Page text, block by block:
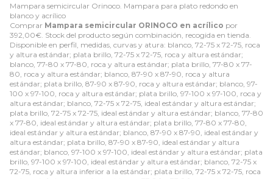
Mampara semicircular Orinoco. Mampara para plato redondo en
blanco y acrílico
Comprar Mampara semicircular ORINOCO en acrílico por
392,00€ . Stock del producto según combinación, recogida en tienda.
Disponible en perfil, medidas, curvas y atura: blanco, 72-75 x 72-75, roca
y altura estándar; plata brillo, 72-75 x 72-75, roca y altura estándar;
blanco, 77-80 x 77-80, roca y altura estándar; plata brillo, 77-80 x 77-
80, roca y altura estándar; blanco, 87-90 x 87-90, roca y altura
estándar; plata brillo, 87-90 x 87-90, roca y altura estándar; blanco, 97-
100 x 97-100, roca y altura estándar; plata brillo, 97-100 x 97-100, roca y
altura estándar; blanco, 72-75 x 72-75, ideal estándar y altura estándar;
plata brillo, 72-75 x 72-75, ideal estándar y altura estándar; blanco, 77-80
x 77-80, ideal estándar y altura estándar; plata brillo, 77-80 x 77-80,
ideal estándar y altura estándar; blanco, 87-90 x 87-90, ideal estándar y
altura estándar; plata brillo, 87-90 x 87-90, ideal estándar y altura
estándar; blanco, 97-100 x 97-100, ideal estándar y altura estándar; plata
brillo, 97-100 x 97-100, ideal estándar y altura estándar; blanco, 72-75 x
72-75, roca y altura inferior a la estándar; plata brillo, 72-75 x 72-75, roca